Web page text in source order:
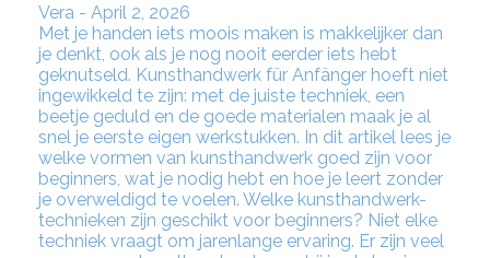
Vera - April 2, 2026
Met je handen iets moois maken is makkelijker dan
je denkt, ook als je nog nooit eerder iets hebt
geknutseld. Kunsthandwerk für Anfänger hoeft niet
ingewikkeld te zijn: met de juiste techniek, een
beetje geduld en de goede materialen maak je al
snel je eerste eigen werkstukken. In dit artikel lees je
welke vormen van kunsthandwerk goed zijn voor
beginners, wat je nodig hebt en hoe je leert zonder
je overweldigd te voelen. Welke kunsthandwerk-
technieken zijn geschikt voor beginners? Niet elke
techniek vraagt om jarenlange ervaring. Er zijn veel